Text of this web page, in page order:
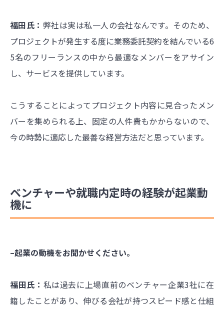
福田氏： 弊社は実は私一人の会社なんです。そのため、
プロジェクトが発生する度に業務委託契約を結んでいる6
5名のフリーランスの中から最適なメンバーをアサイン
し、サービスを提供しています。
こうすることによってプロジェクト内容に見合ったメン
バーを集められる上、固定の人件費もかからないので、
今の時勢に適応した最善な経営方法だと思っています。
ベンチャーや就職内定時の経験が起業動
機に
–起業の動機をお聞かせください。
福田氏： 私は過去に上場直前のベンチャー企業3社に在
籍したことがあり、伸びる会社が持つスピード感と仕組